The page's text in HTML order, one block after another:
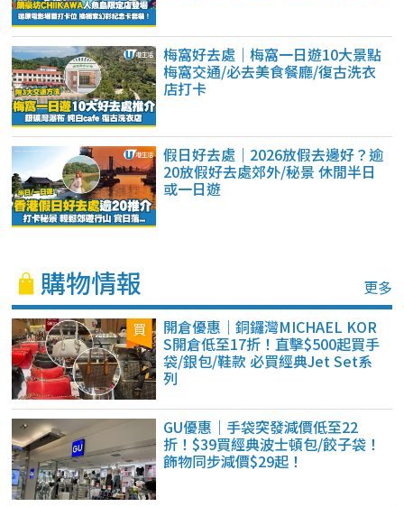
梅窩好去處｜梅窩一日遊10大景點
梅窩交通/必去美食餐廳/復古洗衣
店打卡
假日好去處｜2026放假去邊好？逾
20放假好去處郊外/秘景 休閒半日
或一日遊
購物情報
更多
開倉優惠｜銅鑼灣MICHAEL KOR
S開倉低至17折！直擊$500起買手
袋/銀包/鞋款 必買經典Jet Set系
列
GU優惠｜手袋突發減價低至22
折！$39買經典波士頓包/餃子袋！
飾物同步減價$29起！